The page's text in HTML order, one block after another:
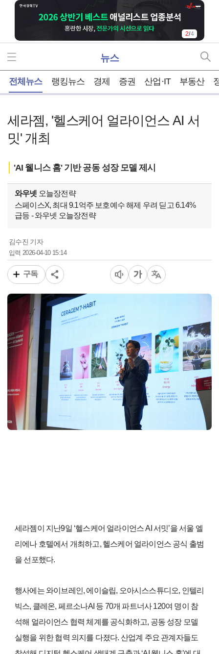
3/4
뉴스
전체뉴스 랭킹뉴스 경제 증권 산업·IT 부동산
세라젬, '헬스케어 얼라이언스 AI 서
밋' 개최
'AI 웰니스 홈' 기반 공동 성장 모델 제시
와우넷 오늘장전략
스페이스X, 최대 9.1억주 보호예수 해제 우려 딛고 6.14%
급등 - 와우넷 오늘장전략
김수진 기자
입력 2026-04-10 15:14
구독
세라젬이 지난9일 ‘헬스케어 얼라이언스 AI 서밋’을 서울 엘
리에나 호텔에서 개최하고, 헬스케어 얼라이언스 공식 출범
을 선포했다.
행사에는 와이브레인, 에이슬립, 오아시스스튜디오, 인텔리
빅스, 클레온, 페르소나AI 등 70개 파트너사 120여 명이 참
석해 얼라이언스 협력 체계를 공식화하고, 공동 성장 모델
실행을 위한 협력 의지를 다졌다. 산업계 주요 관계자들도